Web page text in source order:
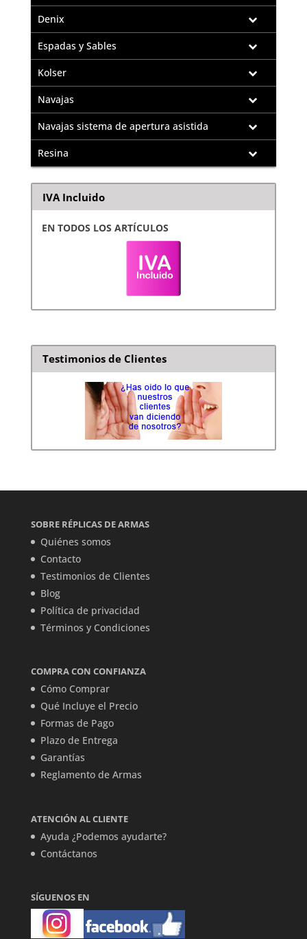
Denix
Espadas y Sables
Kolser
Navajas
Navajas sistema de apertura asistida
Resina
IVA Incluido
EN TODOS LOS ARTÍCULOS
Testimonios de Clientes
SOBRE RÉPLICAS DE ARMAS
Quiénes somos
Contacto
Testimonios de Clientes
Blog
Política de privacidad
Términos y Condiciones
COMPRA CON CONFIANZA
Cómo Comprar
Qué Incluye el Precio
Formas de Pago
Plazo de Entrega
Garantías
Reglamento de Armas
ATENCIÓN AL CLIENTE
Ayuda ¿Podemos ayudarte?
Contáctanos
SÍGUENOS EN